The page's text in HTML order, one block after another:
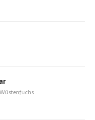
Wüstenfuchs